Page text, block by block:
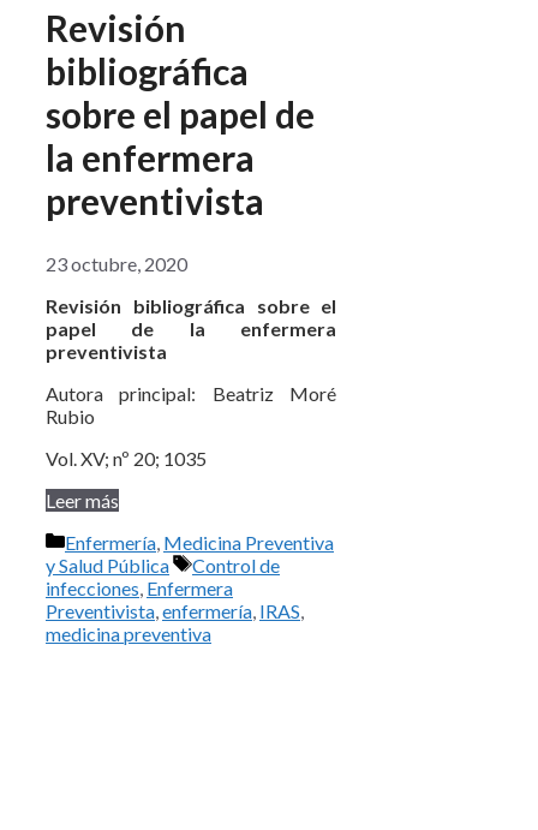
Revisión
bibliográfica
sobre el papel de
la enfermera
preventivista
23 octubre, 2020
Revisión bibliográfica sobre el
papel de la enfermera
preventivista
Autora principal: Beatriz Moré
Rubio
Vol. XV; nº 20; 1035
Leer más
Categorías
Enfermería, Medicina Preventiva
y Salud Pública
Etiquetas
Control de
infecciones, Enfermera
Preventivista,enfermería, IRAS,
medicina preventiva